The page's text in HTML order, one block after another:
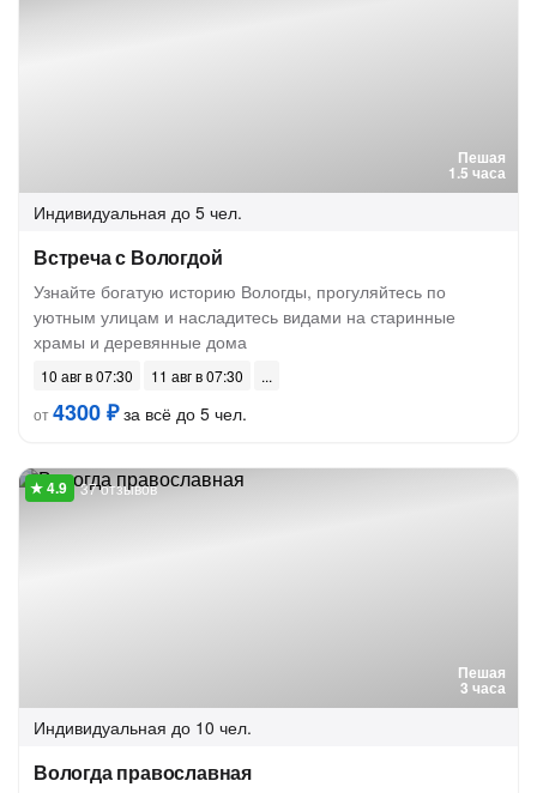
Пешая
1.5 часа
Индивидуальная до 5 чел.
Встреча с Вологдой
Узнайте богатую историю Вологды, прогуляйтесь по
уютным улицам и насладитесь видами на старинные
храмы и деревянные дома
10 авг в 07:30
11 авг в 07:30
от4300 ₽за всё до 5 чел.
Пешая
3 часа
37 отзывов
Индивидуальная до 10 чел.
Вологда православная